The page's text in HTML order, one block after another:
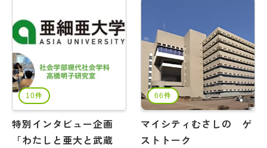
10件
特別インタビュー企画
「わたしと亜大と武蔵
66件
マイシティむさしの ゲ
ストトーク